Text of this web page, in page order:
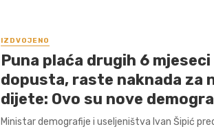
IZDVOJENO
Puna plaća drugih 6
dopusta, raste naknada za
dijete: Ovo su nove
Ministar demografije i useljeništva Ivan Šipić